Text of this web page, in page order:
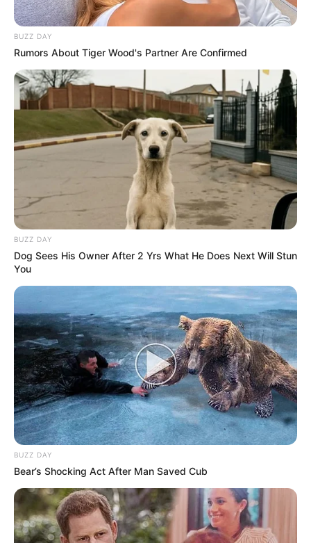
BUZZ DAY
Rumors About Tiger Wood's Partner Are Confirmed
BUZZ DAY
Dog Sees His Owner After 2 Yrs What He Does Next Will Stun
You
BUZZ DAY
Bear’s Shocking Act After Man Saved Cub